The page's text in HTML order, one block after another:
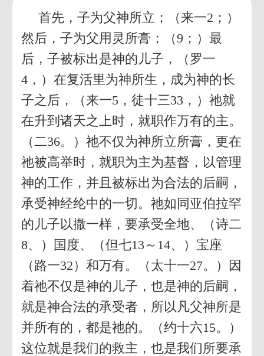
首先，子为父神所立；（来一2；）
然后，子为父用灵所膏；（9；）最
后，子被标出是神的儿子，（罗一
4，）在复活里为神所生，成为神的长
子之后，（来一5，徒十三33，）祂就
在升到诸天之上时，就职作万有的主。
（二36。）祂不仅为神所立所膏，更在
祂被高举时，就职为主为基督，以管理
神的工作，并且被标出为合法的后嗣，
承受神经纶中的一切。祂如同亚伯拉罕
的儿子以撒一样，要承受全地、（诗二
8、）国度、（但七13～14、）宝座
（路一32）和万有。（太十一27。）因
着祂不仅是神的儿子，也是神的后嗣，
就是神合法的承受者，所以凡父神所是
并所有的，都是祂的。（约十六15。）
这位就是我们的救主，也是我们所要承